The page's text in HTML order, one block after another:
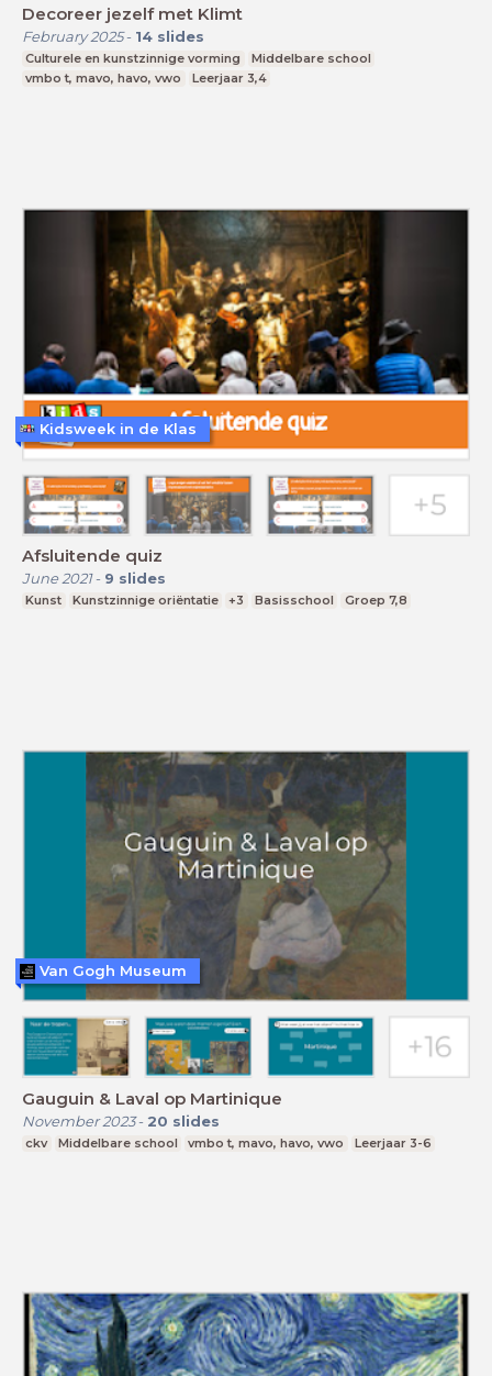
Decoreer jezelf met Klimt
February 2025- 14 slides
Culturele en kunstzinnige vorming
Middelbare school
vmbo t, mavo, havo, vwo
Leerjaar 3,4
Afsluitende quiz
June 2021- 9 slides
Kunst Kunstzinnige oriëntatie +3 Basisschool Groep 7,8
Kidsweek in de Klas
Gauguin & Laval op Martinique
November 2023- 20 slides
ckv Middelbare school vmbo t, mavo, havo, vwo Leerjaar 3-6
Van Gogh Museum